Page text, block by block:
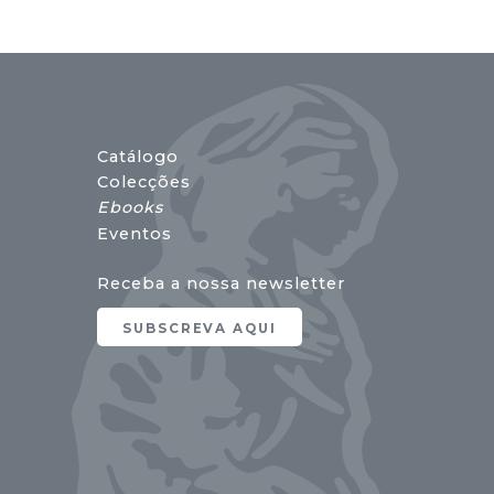
Catálogo
Colecções
Ebooks
Eventos
Receba a nossa newsletter
SUBSCREVA AQUI